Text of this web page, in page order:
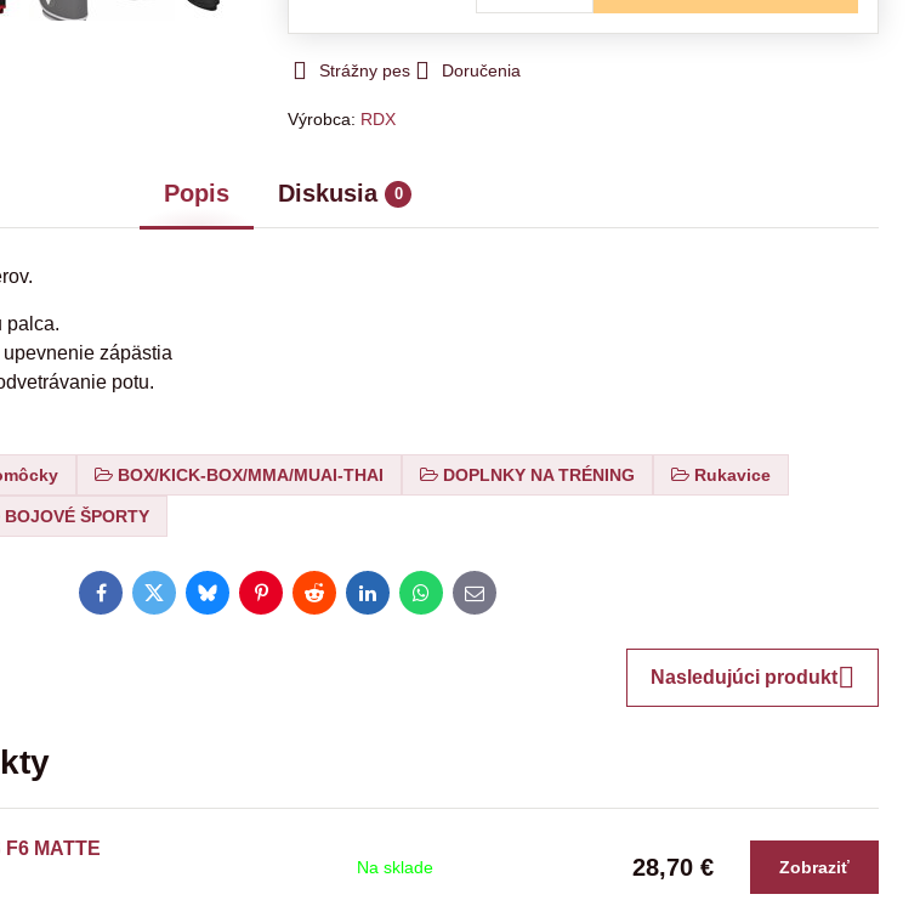
Strážny pes Doručenia
Výrobca: RDX
Popis Diskusia 0
palca.
zápästia
potu.
BOX/KICK-BOX/MMA/MUAI-THAI DOPLNKY NA TRÉNING Rukavice
BOJOVÉ ŠPORTY
FacebookTwitterBlueskyPinterestRedditLinkedInWhatsApp
E-
mail
Nasledujúci produkt
F6 MATTE
Na sklade 28,70 € Zobraziť